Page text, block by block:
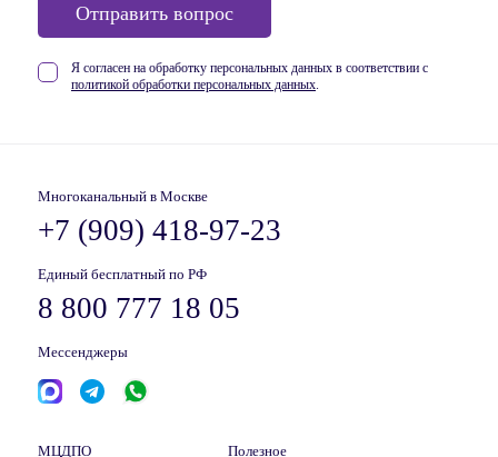
Отправить вопрос
Я согласен на обработку персональных данных в соответствии с
политикой обработки персональных данных.
Многоканальный в Москве
+7 (909) 418-97-23
Единый бесплатный по РФ
8 800 777 18 05
Мессенджеры
МЦДПО Полезное